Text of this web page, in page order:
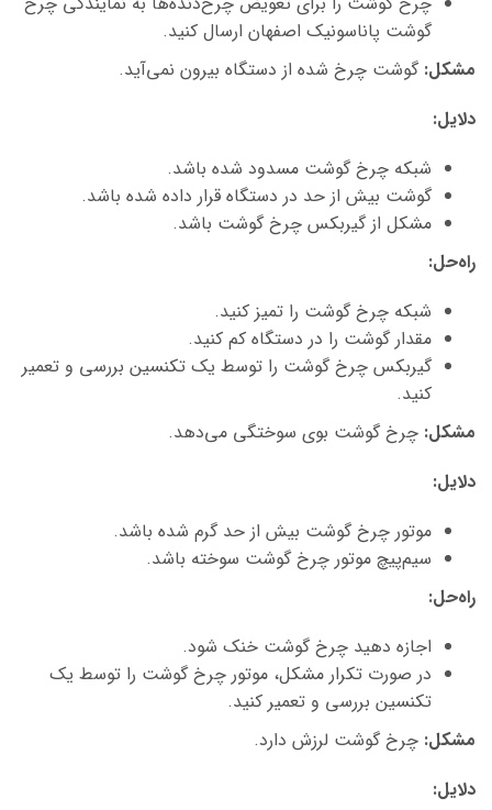
گوشت پاناسونیک اصفهان ارسال کنید.
مشکل: گوشت چرخ شده از دستگاه بیرون نمی‌آید.
دلایل:
شبکه چرخ گوشت مسدود شده باشد.
گوشت بیش از حد در دستگاه قرار داده شده باشد.
مشکل از گیربکس چرخ گوشت باشد.
راه‌حل:
شبکه چرخ گوشت را تمیز کنید.
مقدار گوشت را در دستگاه کم کنید.
گیربکس چرخ گوشت را توسط یک تکنسین بررسی و تعمیر
کنید.
مشکل: چرخ گوشت بوی سوختگی می‌دهد.
دلایل:
موتور چرخ گوشت بیش از حد گرم شده باشد.
سیم‌پیچ موتور چرخ گوشت سوخته باشد.
راه‌حل:
اجازه دهید چرخ گوشت خنک شود.
در صورت تکرار مشکل، موتور چرخ گوشت را توسط یک
تکنسین بررسی و تعمیر کنید.
مشکل: چرخ گوشت لرزش دارد.
دلایل: